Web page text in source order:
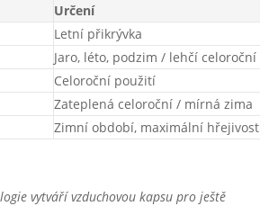
Určení
Letní přikrývka
Jaro, léto, podzim / lehčí celoroční
Celoroční použití
Zateplená celoroční / mírná zima
Zimní období, maximální
vytváří vzduchovou kapsu pro ještě